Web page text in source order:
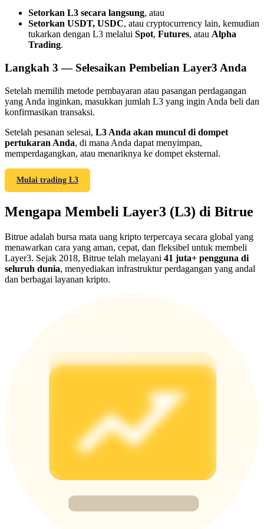
Undang teman untuk mendapatkan imbalan tunai
Deposit CASHCAT & Win
Exclusive for BitMart Users
Register & Trade to Win 500,000 USDT
Precious Metals Trading Carnival
Trade Gold & Silver · 33,333 USDT Bonus
Setorkan L3 secara langsung, atau
Setorkan USDT, USDC, atau cryptocurrency lain, kemudian
tukarkan dengan L3 melalui Spot, Futures, atau Alpha
Trading.
Langkah 3 — Selesaikan Pembelian Layer3 Anda
Setelah memilih metode pembayaran atau pasangan perdagangan
yang Anda inginkan, masukkan jumlah L3 yang ingin Anda beli dan
konfirmasikan transaksi.
Setelah pesanan selesai, L3 Anda akan muncul di dompet
pertukaran Anda, di mana Anda dapat menyimpan,
memperdagangkan, atau menariknya ke dompet eksternal.
Mulai trading L3
Mengapa Membeli Layer3 (L3) di Bitrue
Bitrue adalah bursa mata uang kripto terpercaya secara global yang
menawarkan cara yang aman, cepat, dan fleksibel untuk membeli
Layer3. Sejak 2018, Bitrue telah melayani 41 juta+ pengguna di
seluruh dunia, menyediakan infrastruktur perdagangan yang andal
dan berbagai layanan kripto.